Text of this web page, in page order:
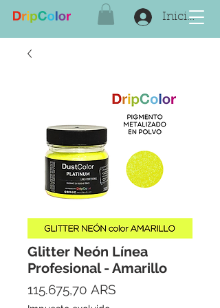
Iniciar
Glitter Neón Línea
Profesional - Amarillo
115.675,70 ARS